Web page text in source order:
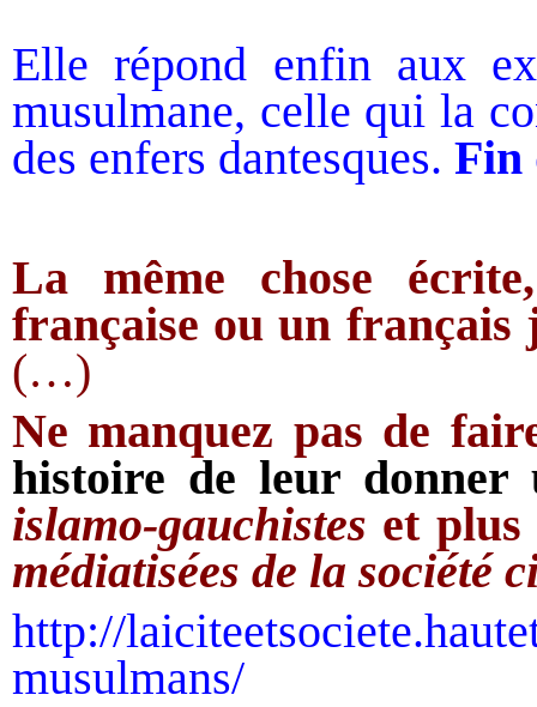
Elle répond enfin aux
musulmane, celle qui la
des enfers dantesques. Fin
La même chose
française ou un français
(…)
Ne manquez pas de
histoire de leur donner
islamo-gauchistes et
médiatisées de la société
http://
musulmans/